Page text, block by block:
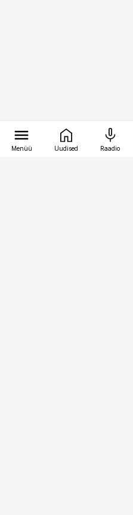
Menüü Uudised Raadio